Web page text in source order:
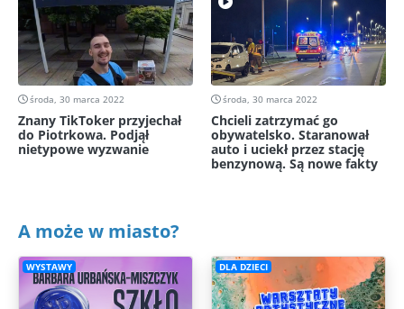
środa, 30 marca 2022
Znany TikToker przyjechał
do Piotrkowa. Podjął
nietypowe wyzwanie
środa, 30 marca 2022
Chcieli zatrzymać go
obywatelsko. Staranował
auto i uciekł przez stację
benzynową. Są nowe fakty
A może w miasto?
WYSTAWY DLA DZIECI